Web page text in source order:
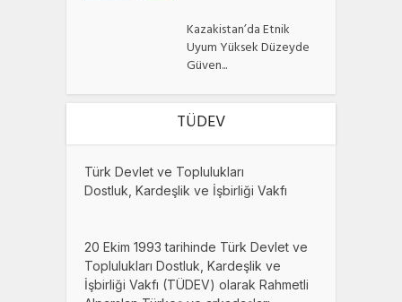
Kazakistan’da Etnik
Uyum Yüksek Düzeyde
Güven...
TÜDEV
Türk Devlet ve Toplulukları
Dostluk, Kardeşlik ve İşbirliği Vakfı
20 Ekim 1993 tarihinde Türk Devlet ve
Toplulukları Dostluk, Kardeşlik ve
İşbirliği Vakfı (TÜDEV) olarak Rahmetli